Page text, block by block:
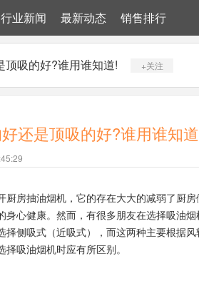
行业新闻 最新动态 销售排行
吸的好?谁用谁知道! +关注
还是顶吸的好?谁用谁知
厨房抽油烟机，它的存在大大的减弱了厨
身心健康。然而，有很多朋友在选择吸油
择侧吸式（近吸式），而这两种主要根据
吸油烟机时应有所区别。